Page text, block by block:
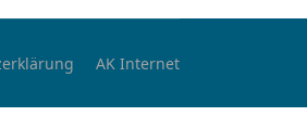
AK Internet